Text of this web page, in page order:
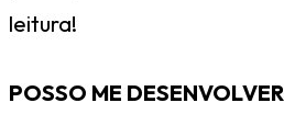
leitura!
POSSO ME